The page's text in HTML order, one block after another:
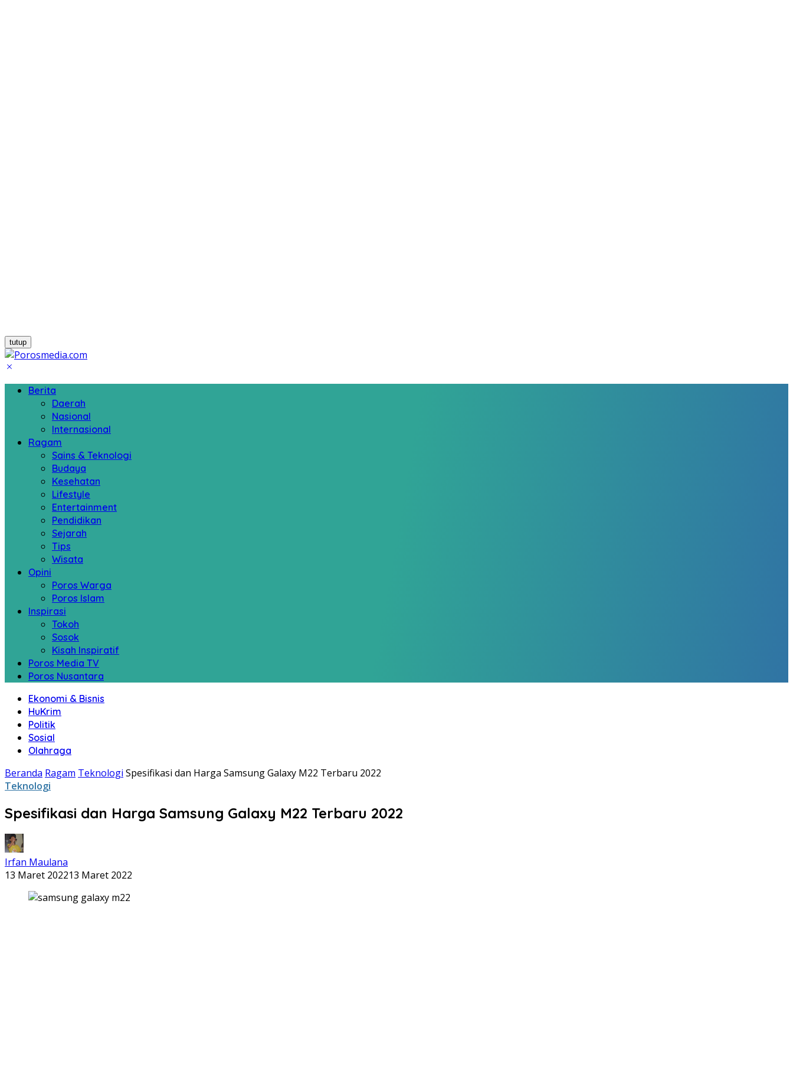
tutup
Berita
Daerah
Nasional
Internasional
Ragam
Sains & Teknologi
Budaya
Kesehatan
Lifestyle
Entertainment
Pendidikan
Sejarah
Tips
Wisata
Opini
Poros Warga
Poros Islam
Inspirasi
Tokoh
Sosok
Kisah Inspiratif
Poros Media TV
Poros Nusantara
Ekonomi & Bisnis
HuKrim
Politik
Sosial
Olahraga
Beranda Ragam Teknologi Spesifikasi dan Harga Samsung Galaxy M22 Terbaru 2022
Teknologi
Spesifikasi dan Harga Samsung Galaxy M22 Terbaru 2022
Irfan Maulana
13 Maret 202213 Maret 2022